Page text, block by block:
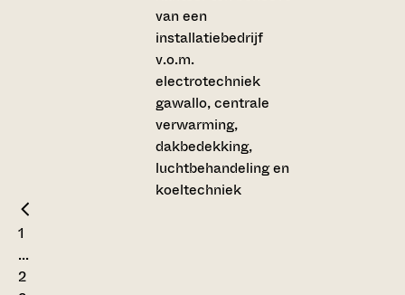
van een
installatiebedrijf
v.o.m.
electrotechniek
gawallo, centrale
verwarming,
dakbedekking,
luchtbehandeling en
koeltechniek
1
...
2